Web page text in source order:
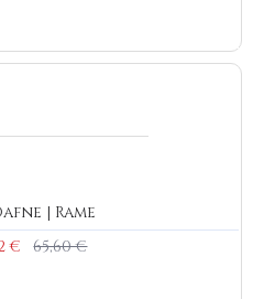
| Rame
€
65,60 €